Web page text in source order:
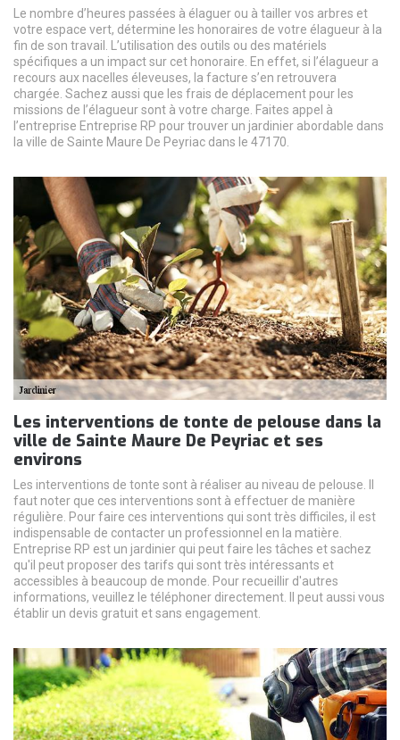
Le nombre d’heures passées à élaguer ou à tailler vos arbres et
votre espace vert, détermine les honoraires de votre élagueur à la
fin de son travail. L’utilisation des outils ou des matériels
spécifiques a un impact sur cet honoraire. En effet, si l’élagueur a
recours aux nacelles éleveuses, la facture s’en retrouvera
chargée. Sachez aussi que les frais de déplacement pour les
missions de l’élagueur sont à votre charge. Faites appel à
l’entreprise Entreprise RP pour trouver un jardinier abordable dans
la ville de Sainte Maure De Peyriac dans le 47170.
Les interventions de tonte de pelouse dans la
ville de Sainte Maure De Peyriac et ses
environs
Les interventions de tonte sont à réaliser au niveau de pelouse. Il
faut noter que ces interventions sont à effectuer de manière
régulière. Pour faire ces interventions qui sont très difficiles, il est
indispensable de contacter un professionnel en la matière.
Entreprise RP est un jardinier qui peut faire les tâches et sachez
qu'il peut proposer des tarifs qui sont très intéressants et
accessibles à beaucoup de monde. Pour recueillir d'autres
informations, veuillez le téléphoner directement. Il peut aussi vous
établir un devis gratuit et sans engagement.